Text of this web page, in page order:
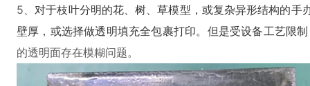
5、 对于枝叶分明的花、树、草模型，或复杂异形结构的
壁厚，或选择做透明填充全包裹打印。但是受设备工艺限
的透明面存在模糊问题。